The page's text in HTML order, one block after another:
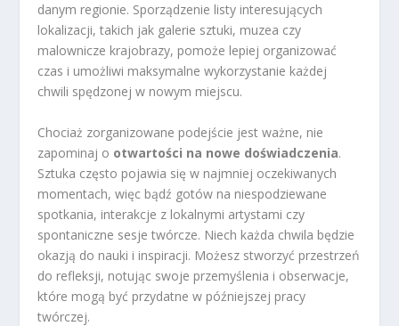
danym regionie. Sporządzenie listy interesujących
lokalizacji, takich jak galerie sztuki, muzea czy
malownicze krajobrazy, pomoże lepiej organizować
czas i umożliwi maksymalne wykorzystanie każdej
chwili spędzonej w nowym miejscu.
Chociaż zorganizowane podejście jest ważne, nie
zapominaj o otwartości na nowe doświadczenia.
Sztuka często pojawia się w najmniej oczekiwanych
momentach, więc bądź gotów na niespodziewane
spotkania, interakcje z lokalnymi artystami czy
spontaniczne sesje twórcze. Niech każda chwila będzie
okazją do nauki i inspiracji. Możesz stworzyć przestrzeń
do refleksji, notując swoje przemyślenia i obserwacje,
które mogą być przydatne w późniejszej pracy
twórczej.